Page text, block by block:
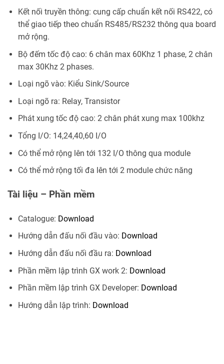
Kết nối truyền thông: cung cấp chuẩn kết nối RS422, có
thể giao tiếp theo chuẩn RS485/RS232 thông qua board
mở rộng.
Bộ đếm tốc độ cao: 6 chân max 60Khz 1 phase, 2 chân
max 30Khz 2 phases.
Loại ngõ vào: Kiểu Sink/Source
Loại ngõ ra: Relay, Transistor
Phát xung tốc độ cao: 2 chân phát xung max 100khz
Tổng I/O: 14,24,40,60 I/O
Có thể mở rộng lên tới 132 I/O thông qua module
Có thể mở rộng tối đa lên tới 2 module chức năng
Tài liệu – Phần mềm
Catalogue: Download
Hướng dẫn đấu nối đầu vào: Download
Hướng dẫn đấu nối đầu ra: Download
Phần mềm lập trình GX work 2: Download
Phần mềm lập trình GX Developer: Download
Hướng dẫn lập trình: Download